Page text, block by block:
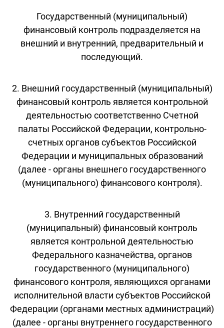
Государственный (муниципальный)
финансовый контроль подразделяется на
внешний и внутренний, предварительный и
последующий.
2. Внешний государственный (муниципальный)
финансовый контроль является контрольной
деятельностью соответственно Счетной
палаты Российской Федерации, контрольно-
счетных органов субъектов Российской
Федерации и муниципальных образований
(далее - органы внешнего государственного
(муниципального) финансового контроля).
3. Внутренний государственный
(муниципальный) финансовый контроль
является контрольной деятельностью
Федерального казначейства, органов
государственного (муниципального)
финансового контроля, являющихся органами
исполнительной власти субъектов Российской
Федерации (органами местных администраций)
(далее - органы внутреннего государственного